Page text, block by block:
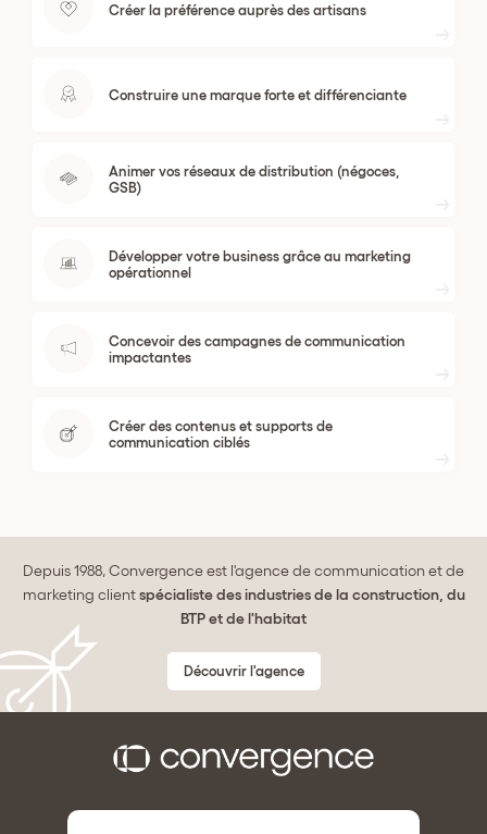
Créer la préférence auprès des artisans
Construire une marque forte et différenciante
Animer vos réseaux de distribution (négoces,
GSB)
Développer votre business grâce au marketing
opérationnel
Concevoir des campagnes de communication
impactantes
Créer des contenus et supports de
communication ciblés
Depuis 1988, Convergence est l'agence de communication et de
marketing clientspécialiste des industries de la construction, du
BTP et de l'habitat
Découvrir l'agence